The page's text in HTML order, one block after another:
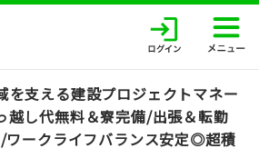
を支える建設プロジェクトマネー
越し代無料＆寮完備/出張＆転勤
ークライフバランス安定◎超積